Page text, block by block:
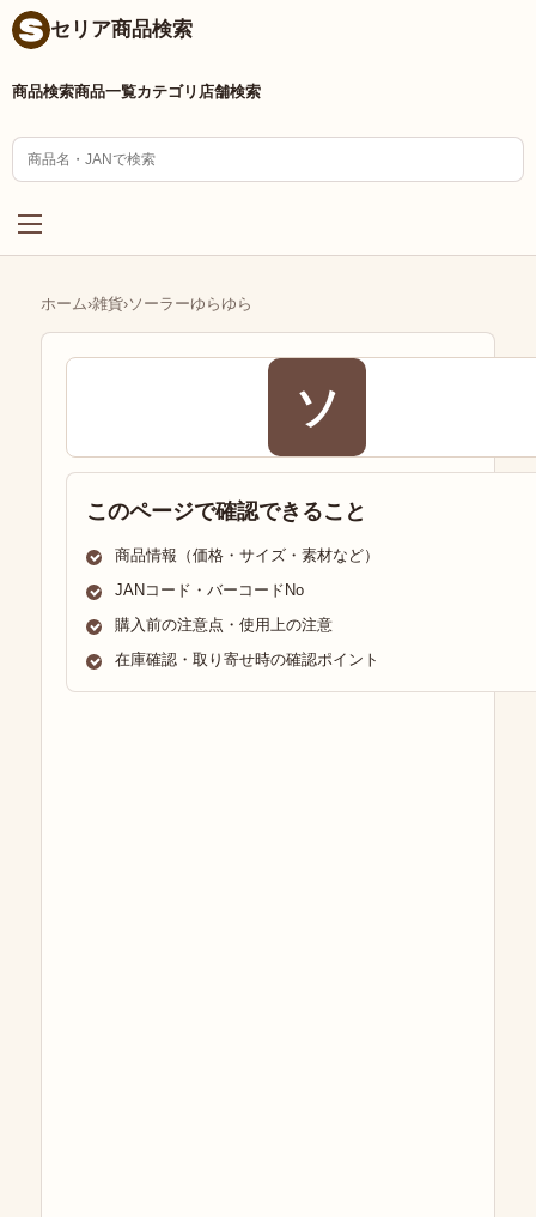
セリア商品検索
商品検索商品一覧カテゴリ 店舗検索
ホーム›雑貨›ソーラーゆらゆら
ソ
このページで確認できること
商品情報（価格・サイズ・素材など）
JANコード・バーコードNo
購入前の注意点・使用上の注意
在庫確認・取り寄せ時の確認ポイント